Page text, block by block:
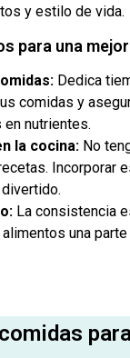
y estilo de vida.
para una
Dedica
comidas y
nutrientes.
la cocina: No
Incorporar
La consistencia
una